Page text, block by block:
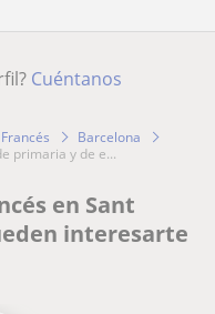
Cuéntanos
Francés
Barcelona
primaria y de e...
en Sant
interesarte